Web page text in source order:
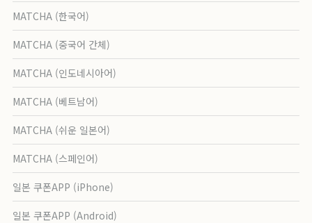
MATCHA (한국어)
MATCHA (중국어 간체)
MATCHA (인도네시아어)
MATCHA (베트남어)
MATCHA (쉬운 일본어)
MATCHA (스페인어)
일본 쿠폰APP (iPhone)
일본 쿠폰APP (Android)